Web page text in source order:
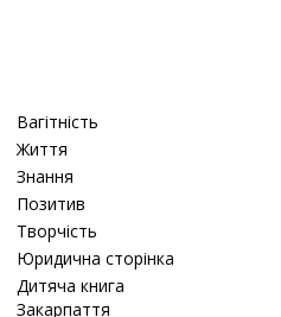
Вагітність
Життя
Знання
Позитив
Творчість
Юридична сторінка
Дитяча книга
Закарпаття